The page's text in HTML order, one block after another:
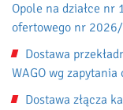
Opole na działce
ofertowego nr
Dostawa
WAGO wg
Dostawa złącza